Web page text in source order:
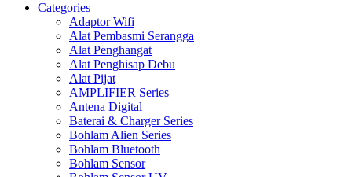
Categories
Adaptor Wifi
Alat Pembasmi Serangga
Alat Penghangat
Alat Penghisap Debu
Alat Pijat
AMPLIFIER Series
Antena Digital
Baterai & Charger Series
Bohlam Alien Series
Bohlam Bluetooth
Bohlam Sensor